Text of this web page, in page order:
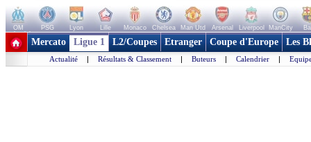
OM PSG Lyon Lille Monaco Chelsea Man Utd Arsenal Liverpool ManCity
+ de clubs
Mercato Ligue 1 L2/Coupes Etranger Coupe d'Europe Les
Actualité | Résultats & Classement | Buteurs | Calendrier |